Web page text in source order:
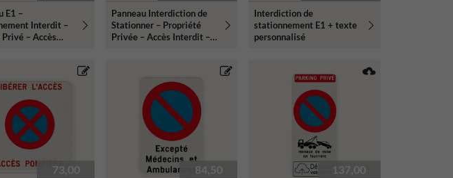
E1 –
Interdit –
– Accès
Panneau Interdiction de
Stationner – Propriété
Privée – Accès Interdit –
Interdiction de
stationnement E1 + texte
personnalisé
73,00 84,50 137,00